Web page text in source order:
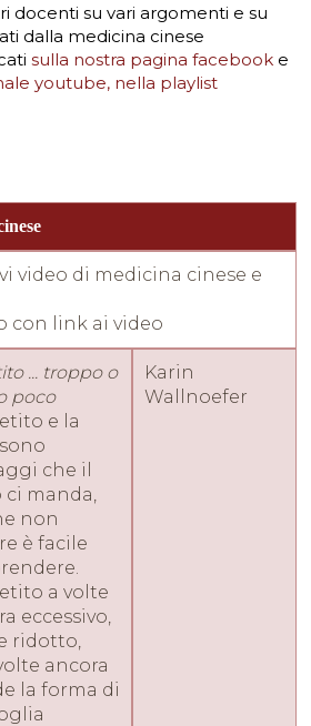
docenti su vari argomenti e su
dalla medicina cinese
sulla nostra pagina facebook e
youtube, nella playlist
video di medicina cinese e
con link ai video
... troppo o
poco
e la
che il
manda,
non
è facile
a volte
eccessivo,
ridotto,
ancora
la forma di
Karin
Wallnoefer